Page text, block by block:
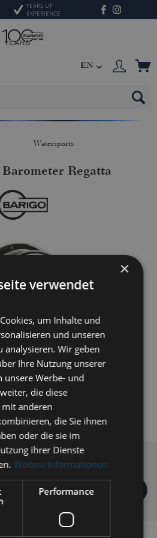
YEARS OF
EXPERIENCE
EN
Watersports
Barometer Regatta
*
VATplus shipping costs
ADD TO SHOPPING CART
×
verwendet
um Inhalte und
und unseren
analysieren. Wir geben
Ihre Nutzung unserer
unsere Werbe- und
die diese
anderen
die Sie ihnen
oder die sie im
ihrer Dienste
Weitere Informationen
Performance